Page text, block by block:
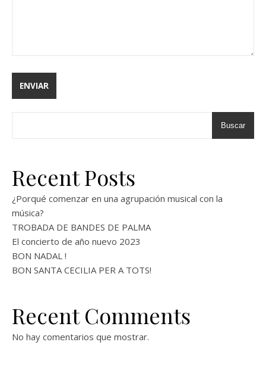
Buscar
Recent Posts
¿Porqué comenzar en una agrupación musical con la
música?
TROBADA DE BANDES DE PALMA
El concierto de año nuevo 2023
BON NADAL !
BON SANTA CECILIA PER A TOTS!
Recent Comments
No hay comentarios que mostrar.